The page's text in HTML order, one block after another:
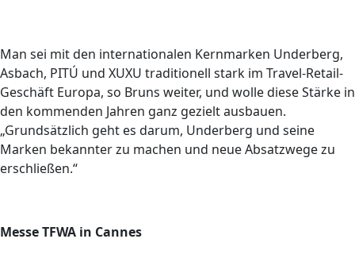
Man sei mit den internationalen Kernmarken Underberg,
Asbach, PITÚ und XUXU traditionell stark im Travel-Retail-
Geschäft Europa, so Bruns weiter, und wolle diese Stärke in
den kommenden Jahren ganz gezielt ausbauen.
„Grundsätzlich geht es darum, Underberg und seine
Marken bekannter zu machen und neue Absatzwege zu
erschließen.“
Messe TFWA in Cannes